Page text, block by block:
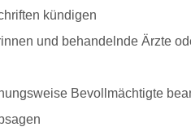
kündigen
und behandelnde Ärzte
Bevollmächtigte